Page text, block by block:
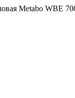
Metabo WBE